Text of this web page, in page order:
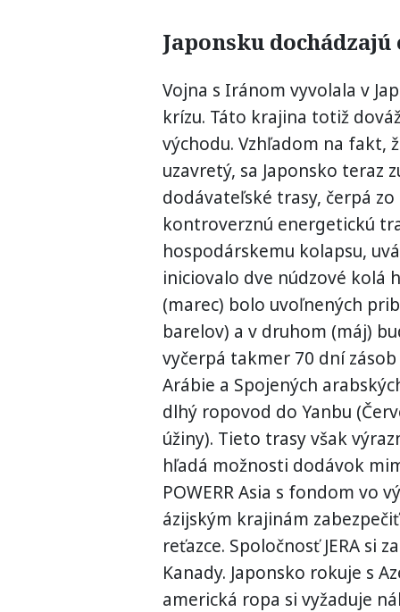
Japonsku
Vojna s Iránom vyvolala v
krízu. Táto krajina totiž
východu. Vzhľadom na fakt,
uzavretý, sa Japonsko teraz
dodávateľské trasy, čerpá
kontroverznú energetickú
hospodárskemu kolapsu,
iniciovalo dve núdzové kolá
(marec) bolo uvoľnených
barelov) a v druhom (máj)
vyčerpá takmer 70 dní
Arábie a Spojených
dlhý ropovod do Yanbu
úžiny). Tieto trasy však
hľadá možnosti dodávok
POWERR Asia s fondom vo
ázijským krajinám
reťazce. Spoločnosť JERA si
Kanady. Japonsko rokuje s
americká ropa si vyžaduje